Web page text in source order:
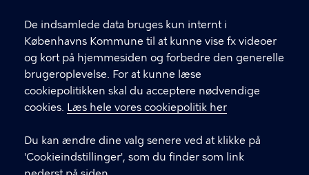
De indsamlede data bruges kun internt i
Københavns Kommune til at kunne vise fx videoer
og kort på hjemmesiden og forbedre den generelle
brugeroplevelse. For at kunne læse
cookiepolitikken skal du acceptere nødvendige
cookies. Læs hele vores cookiepolitik her
Du kan ændre dine valg senere ved at klikke på
'Cookieindstillinger', som du finder som link
Uddannelse København
Kontakt og telefontider
Serridslevvej 2A, 1. sal
2100 København Ø
LINKS